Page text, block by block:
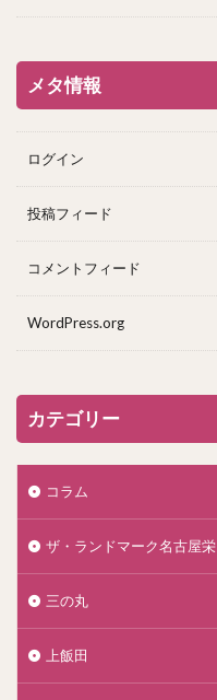
メタ情報
ログイン
投稿フィード
コメントフィード
WordPress.org
カテゴリー
コラム
ザ・ランドマーク名古屋栄
三の丸
上飯田